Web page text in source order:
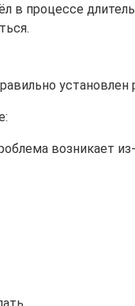
процессе
установлен
возникает